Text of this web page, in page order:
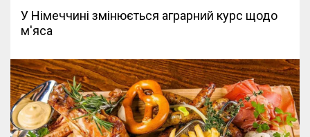
У Німеччині змінюється аграрний курс щодо
м'яса